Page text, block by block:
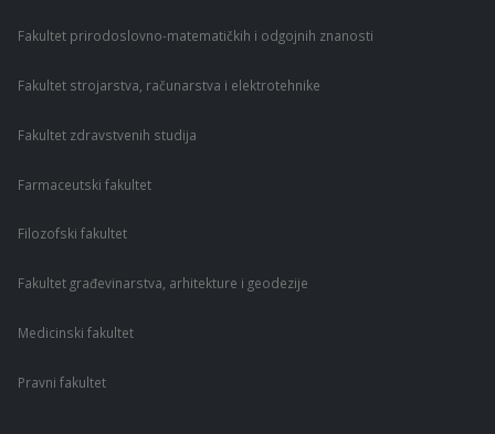
Fakultet prirodoslovno-matematičkih i odgojnih znanosti
Fakultet strojarstva, računarstva i elektrotehnike
Fakultet zdravstvenih studija
Farmaceutski fakultet
Filozofski fakultet
Fakultet građevinarstva, arhitekture i geodezije
Medicinski fakultet
Pravni fakultet